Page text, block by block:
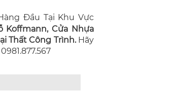
Đầu Tại Khu Vực
Koffmann, Cửa Nhựa
Thất Công Trình. Hãy